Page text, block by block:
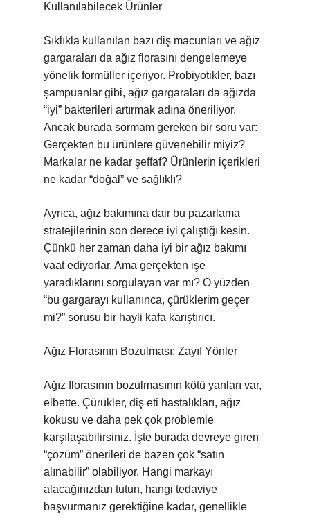
Kullanılabilecek Ürünler
Sıklıkla kullanılan bazı diş macunları ve ağız
gargaraları da ağız florasını dengelemeye
yönelik formüller içeriyor. Probiyotikler, bazı
şampuanlar gibi, ağız gargaraları da ağızda
“iyi” bakterileri artırmak adına öneriliyor.
Ancak burada sormam gereken bir soru var:
Gerçekten bu ürünlere güvenebilir miyiz?
Markalar ne kadar şeffaf? Ürünlerin içerikleri
ne kadar “doğal” ve sağlıklı?
Ayrıca, ağız bakımına dair bu pazarlama
stratejilerinin son derece iyi çalıştığı kesin.
Çünkü her zaman daha iyi bir ağız bakımı
vaat ediyorlar. Ama gerçekten işe
yaradıklarını sorgulayan var mı? O yüzden
“bu gargarayı kullanınca, çürüklerim geçer
mi?” sorusu bir hayli kafa karıştırıcı.
Ağız Florasının Bozulması: Zayıf Yönler
Ağız florasının bozulmasının kötü yanları var,
elbette. Çürükler, diş eti hastalıkları, ağız
kokusu ve daha pek çok problemle
karşılaşabilirsiniz. İşte burada devreye giren
“çözüm” önerileri de bazen çok “satın
alınabilir” olabiliyor. Hangi markayı
alacağınızdan tutun, hangi tedaviye
başvurmanız gerektiğine kadar, genellikle